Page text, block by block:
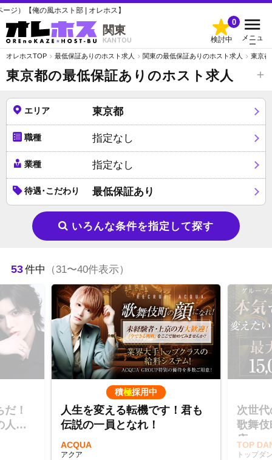
| オレホス】
関東
KANTOU 検討中
0
メニュ
ー
オレホスTOP 最低保証ありのホスト求人 関東の最低保証ありのホスト求人 東京
東京都の最低保証ありのホスト求人
エリア 東京都
職種 指定なし
業種 指定なし
待遇･こだわり 最低保証あり
いろんな条件を指定して探す
53件中 （31〜40件表示）
！
人気
積極採用中
人生を変える転機です！君も
伝説の一員となれ！
ACQUA
アクア
次世
歌舞
店
TOP
トップダ